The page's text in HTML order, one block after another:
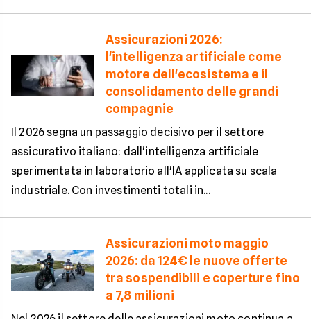
Assicurazioni 2026:
l'intelligenza artificiale come
motore dell'ecosistema e il
consolidamento delle grandi
compagnie
Il 2026 segna un passaggio decisivo per il settore
assicurativo italiano: dall'intelligenza artificiale
sperimentata in laboratorio all'IA applicata su scala
industriale. Con investimenti totali in...
Assicurazioni moto maggio
2026: da 124€ le nuove offerte
tra sospendibili e coperture fino
a 7,8 milioni